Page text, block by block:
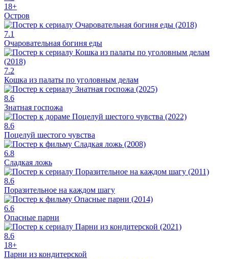
18+
Остров
7.1
Очаровательная богиня еды
7.2
Кошка из палаты по уголовным делам
8.6
Знатная госпожа
8.6
Поцелуй шестого чувства
6.8
Сладкая ложь
8.6
Поразительное на каждом шагу
6.6
Опасные парни
8.6
18+
Парни из кондитерской